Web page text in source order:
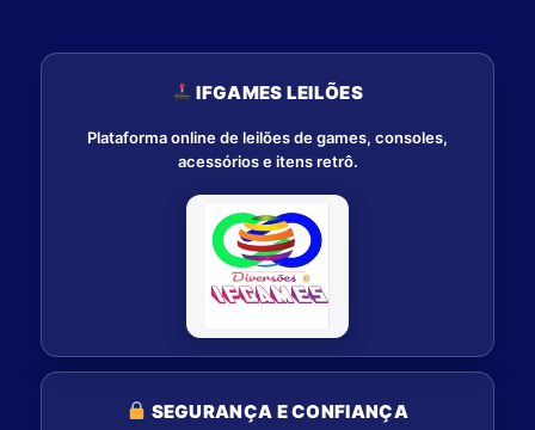
IFGAMES LEILÕES
Plataforma online de leilões de games, consoles,
acessórios e itens retrô.
SEGURANÇA E CONFIANÇA